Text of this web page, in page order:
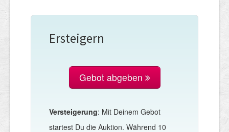
Ersteigern
Gebot abgeben
Versteigerung: Mit Deinem Gebot
startest Du die Auktion. Während 10